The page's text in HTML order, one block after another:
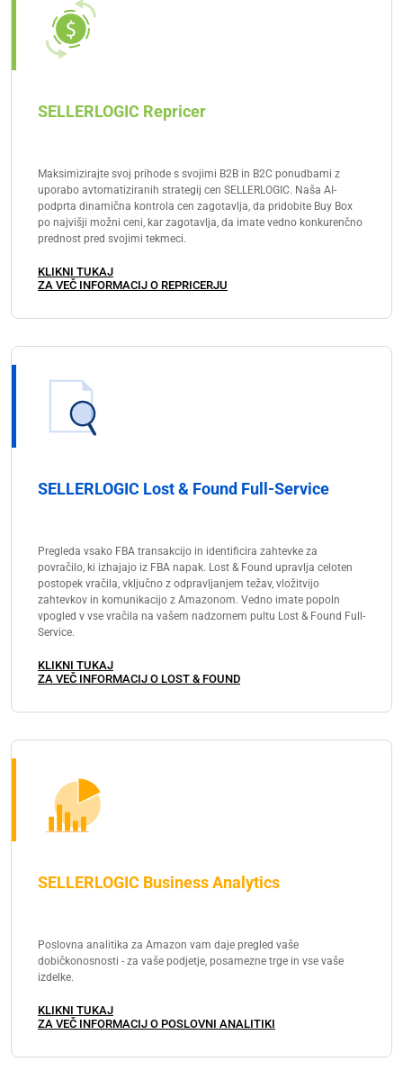
aplikacija redno vzdržuje. Napačne številke lahko na
tem področju povzročijo veliko škodo. Zato
SELLERLOGIC Repricer
Maksimizirajte svoj prihode s svojimi B2B in B2C ponudbami z
uporabo avtomatiziranih strategij cen SELLERLOGIC. Naša AI-
podprta dinamična kontrola cen zagotavlja, da pridobite Buy Box
po najvišji možni ceni, kar zagotavlja, da imate vedno konkurenčno
prednost pred svojimi tekmeci.
KLIKNI TUKAJ
ZA VEČ INFORMACIJ O REPRICERJU
SELLERLOGIC Lost & Found Full-Service
Pregleda vsako FBA transakcijo in identificira zahtevke za
povračilo, ki izhajajo iz FBA napak. Lost & Found upravlja celoten
postopek vračila, vključno z odpravljanjem težav, vložitvijo
zahtevkov in komunikacijo z Amazonom. Vedno imate popoln
vpogled v vse vračila na vašem nadzornem pultu Lost & Found Full-
Service.
KLIKNI TUKAJ
ZA VEČ INFORMACIJ O LOST & FOUND
SELLERLOGIC Business Analytics
Poslovna analitika za Amazon vam daje pregled vaše
dobičkonosnosti - za vaše podjetje, posamezne trge in vse vaše
izdelke.
KLIKNI TUKAJ
ZA VEČ INFORMACIJ O POSLOVNI ANALITIKI